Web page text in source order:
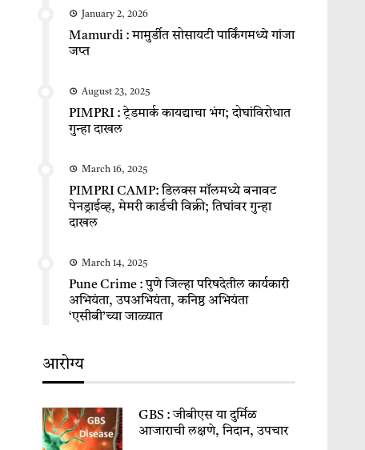
January 2, 2026
Mamurdi : मामुर्डीत सोसायटी पार्किंगमध्ये गांजा
जप्त
August 23, 2025
PIMPRI : ट्रेडमार्क कायद्याचा भंग; दोघांविरोधात
गुन्हा दाखल
March 16, 2025
PIMPRI CAMP: डिलक्स मॉलमध्ये बनावट
पेनड्राईव्ह, मेमरी कार्डची विक्री; तिघांवर गुन्हा
दाखल
March 14, 2025
Pune Crime : पुणे जिल्हा परिषदेतील कार्यकारी
अभियंता, उपअभियंता, कनिष्ठ अभियंता
‘एसीबी’च्या जाळ्यात
आरोग्य
GBS : जीबीएस या दुर्मिळ
आजाराची लक्षणे, निदान, उपचार